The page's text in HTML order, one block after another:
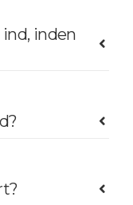
inden